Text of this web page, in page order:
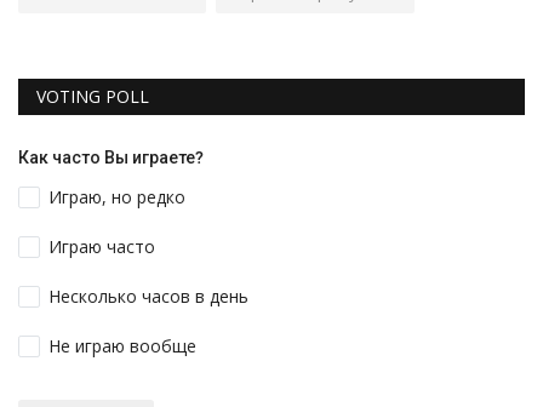
VOTING POLL
Как часто Вы играете?
Играю, но редко
Играю часто
Несколько часов в день
Не играю вообще